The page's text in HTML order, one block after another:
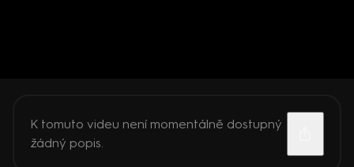
K tomuto videu není momentálně dostupný
žádný popis.